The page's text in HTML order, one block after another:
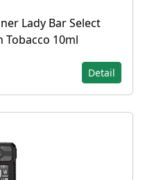
Lady Bar Select
Tobacco 10ml
Detail